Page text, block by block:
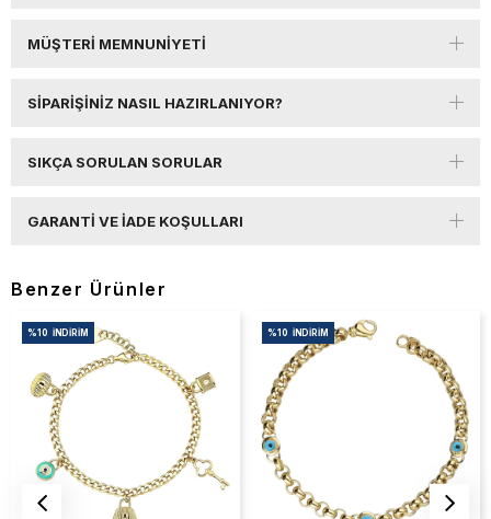
MÜŞTERI MEMNUNIYETI
SIPARIŞINIZ NASIL HAZIRLANIYOR?
SIKÇA SORULAN SORULAR
GARANTI VE İADE KOŞULLARI
Benzer Ürünler
%10 İNDIRIM %10 İNDIRIM